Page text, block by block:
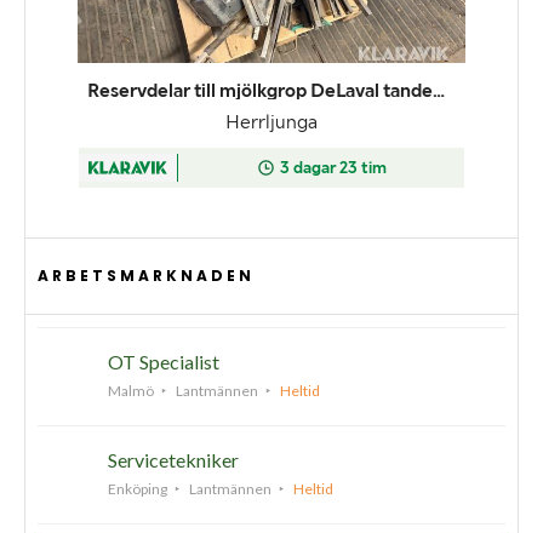
ARBETSMARKNADEN
OT Specialist
Malmö Lantmännen Heltid
Servicetekniker
Enköping Lantmännen Heltid